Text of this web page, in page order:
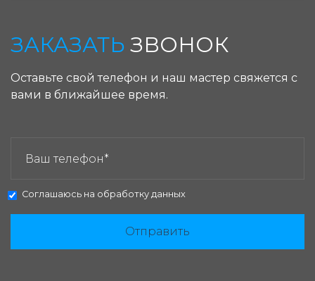
ЗАКАЗАТЬ ЗВОНОК
Оставьте свой телефон и наш мастер свяжется с
вами в ближайшее время.
Соглашаюсь на обработку данных
Отправить